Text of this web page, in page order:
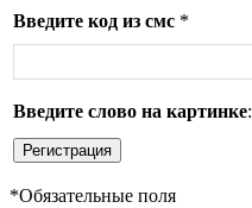
Введите код из смс *
Введите слово на картинке:
Регистрация
*Обязательные поля